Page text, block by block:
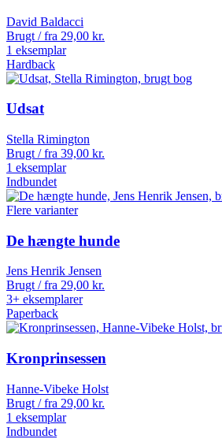
David Baldacci
Brugt / fra 29,00 kr.
1 eksemplar
Hardback
Udsat
Stella Rimington
Brugt / fra 39,00 kr.
1 eksemplar
Indbundet
Flere varianter
De hængte hunde
Jens Henrik Jensen
Brugt / fra 29,00 kr.
3+ eksemplarer
Paperback
Kronprinsessen
Hanne-Vibeke Holst
Brugt / fra 29,00 kr.
1 eksemplar
Indbundet